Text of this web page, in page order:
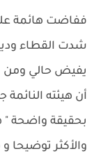
ففاضت هائمة
شدت القطاء
يفيض حالي ومن
أن هيئته
بحقيقة واضحة "
والأكثر توضيحا